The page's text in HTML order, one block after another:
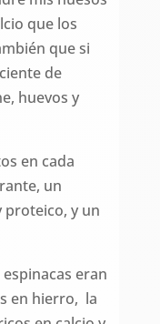
que los
que si
de
huevos y
en cada
un
y un
eran
en hierro, la